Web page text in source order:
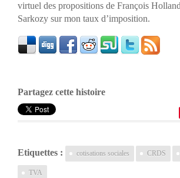
virtuel des propositions de François
Sarkozy sur mon taux d’imposition.
Partagez cette histoire
Etiquettes : cotisations sociales CRDS
TVA